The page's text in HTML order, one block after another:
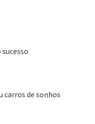
carros de sonhos